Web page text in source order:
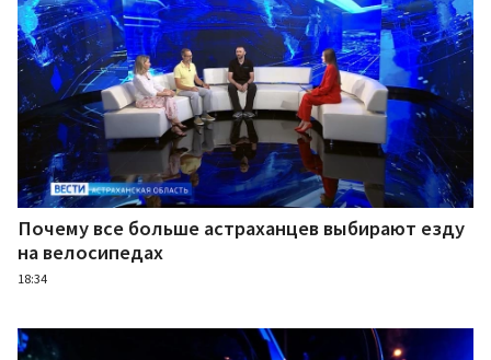
Почему все больше астраханцев выбирают езду
на велосипедах
18:34